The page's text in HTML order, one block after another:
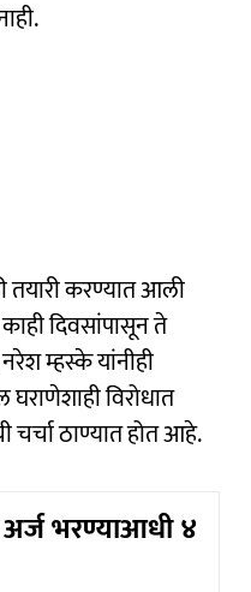
तयारी करण्यात आली
दिवसांपासून ते
म्हस्के यांनीही
विरोधात
ठाण्यात होत आहे.
अर्ज भरण्याआधी ४